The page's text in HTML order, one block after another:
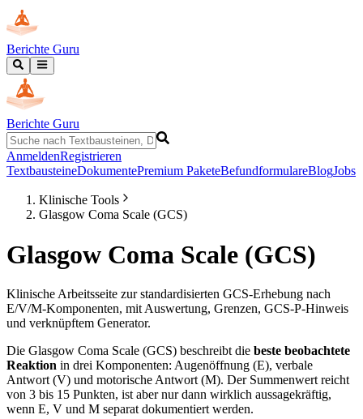
Berichte Guru
Berichte Guru
AnmeldenRegistrieren
TextbausteineDokumentePremium PaketeBefundformulareBlogJobs
Klinische Tools
Glasgow Coma Scale (GCS)
Glasgow Coma Scale (GCS)
Klinische Arbeitsseite zur standardisierten GCS-Erhebung nach
E/V/M-Komponenten, mit Auswertung, Grenzen, GCS-P-Hinweis
und verknüpftem Generator.
Die Glasgow Coma Scale (GCS) beschreibt die beste beobachtete
Reaktion in drei Komponenten: Augenöffnung (E), verbale
Antwort (V) und motorische Antwort (M). Der Summenwert reicht
von 3 bis 15 Punkten, ist aber nur dann wirklich aussagekräftig,
wenn E, V und M separat dokumentiert werden.